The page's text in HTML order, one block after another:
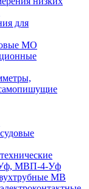
для
МО
МВП-4-Уф
МВ